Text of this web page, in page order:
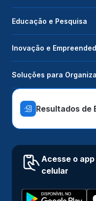
Educação e Pesquisa
Inovação e
Soluções para
Resultados de
Acesse o
celular